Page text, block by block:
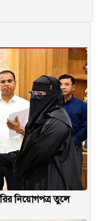
নিয়োগপত্র তুলে